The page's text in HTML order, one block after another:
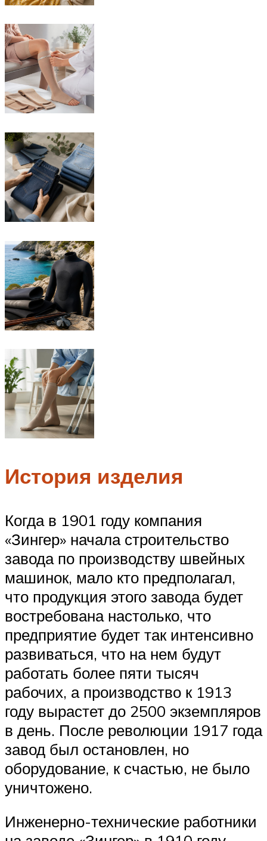
История изделия
Когда в 1901 году компания
«Зингер» начала строительство
завода по производству швейных
машинок, мало кто предполагал,
что продукция этого завода будет
востребована настолько, что
предприятие будет так интенсивно
развиваться, что на нем будут
работать более пяти тысяч
рабочих, а производство к 1913
году вырастет до 2500 экземпляров
в день. После революции 1917 года
завод был остановлен, но
оборудование, к счастью, не было
уничтожено.
Инженерно-технические работники